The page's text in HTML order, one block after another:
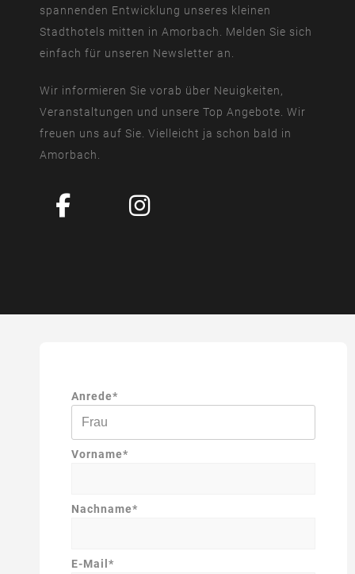
spannenden Entwicklung unseres kleinen
Stadthotels mitten in Amorbach. Melden Sie sich
einfach für unseren Newsletter an.
Wir informieren Sie vorab über Neuigkeiten,
Veranstaltungen und unsere Top Angebote. Wir
freuen uns auf Sie. Vielleicht ja schon bald in
Amorbach.
Anrede*
Vorname*
Nachname*
E-Mail*